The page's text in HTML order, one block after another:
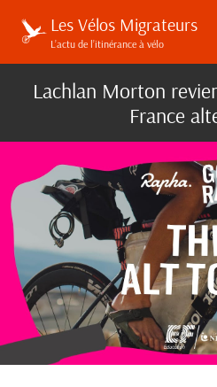
Les Vélos Migrateurs
L’actu de l’itinérance à vélo
Lachlan Morton
France